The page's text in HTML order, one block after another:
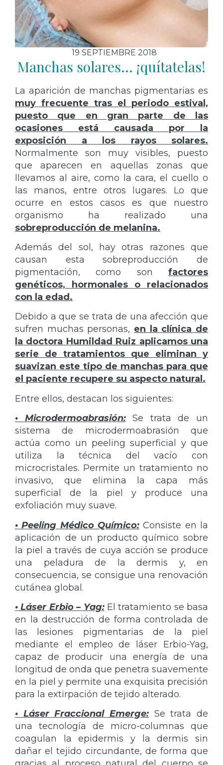
19 SEPTIEMBRE 2018
Manchas solares… ¡quítatelas!
La aparición de manchas pigmentarias es
muy frecuente tras el periodo estival,
puesto que en gran parte de las
ocasiones está causada por la
exposición a los rayos solares.
Normalmente son muy visibles, puesto
que aparecen en aquellas zonas que
llevamos al aire, como la cara, el cuello o
las manos, entre otros lugares. Lo que
ocurre en estos casos es que nuestro
organismo ha realizado una
sobreproducción de melanina.
Además del sol, hay otras razones que
causan esta sobreproducción de
pigmentación, como son factores
genéticos, hormonales o relacionados
con la edad.
Debido a que se trata de una afección que
sufren muchas personas, en la clínica de
la doctora Humildad Ruiz aplicamos una
serie de tratamientos que eliminan y
suavizan este tipo de manchas para que
el paciente recupere su aspecto natural.
Entre ellos, destacan los siguientes:
• Microdermoabrasión:Se trata de un
sistema de microdermoabrasión que
actúa como un peeling superficial y que
utiliza la técnica del vacío con
microcristales. Permite un tratamiento no
invasivo, que elimina la capa más
superficial de la piel y produce una
exfoliación muy suave.
• Peeling Médico Químico: Consiste en la
aplicación de un producto químico sobre
la piel a través de cuya acción se produce
una peladura de la dermis y, en
consecuencia, se consigue una renovación
cutánea global.
• Láser Erbio – Yag:El tratamiento se basa
en la destrucción de forma controlada de
las lesiones pigmentarias de la piel
mediante el empleo de láser Erbio-Yag,
capaz de producir una energía de una
longitud de onda que penetra suavemente
en la piel y permite una exquisita precisión
para la extirpación de tejido alterado.
• Láser Fraccional Emerge: Se trata de
una tecnología de micro-columnas que
coagulan la epidermis y la dermis sin
dañar el tejido circundante, de forma que